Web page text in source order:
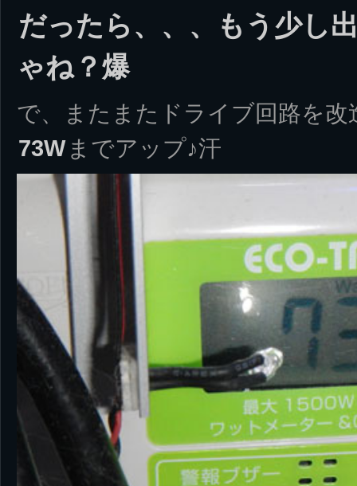
だったら、、、もう少し
ゃね？爆
で、またまたドライブ回路を
73W までアップ♪汗